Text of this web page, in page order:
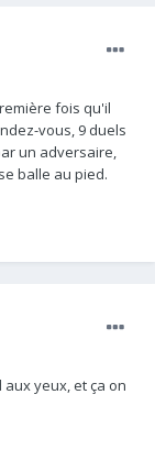
fois qu'il
vous, 9 duels
un adversaire,
balle au pied.
yeux, et ça on